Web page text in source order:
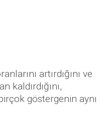
artırdığını ve
kaldırdığını,
göstergenin aynı